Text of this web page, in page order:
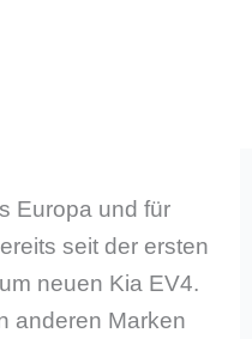
Europa und für
seit der ersten
neuen Kia EV4.
anderen Marken